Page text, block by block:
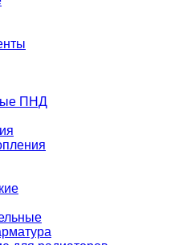
ПНД